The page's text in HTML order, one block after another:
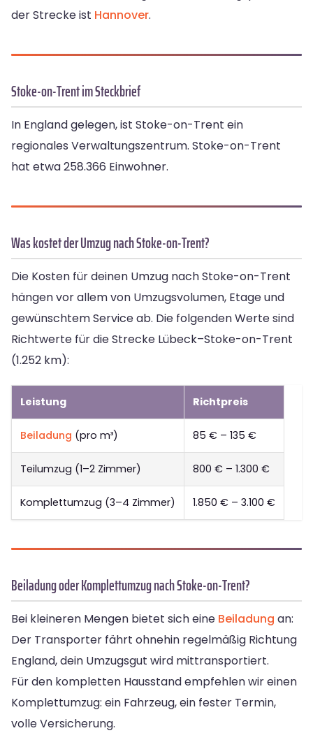
der Strecke ist Hannover.
Stoke-on-Trent im Steckbrief
In England gelegen, ist Stoke-on-Trent ein
regionales Verwaltungszentrum. Stoke-on-Trent
hat etwa 258.366 Einwohner.
Was kostet der Umzug nach Stoke-on-Trent?
Die Kosten für deinen Umzug nach Stoke-on-Trent
hängen vor allem von Umzugsvolumen, Etage und
gewünschtem Service ab. Die folgenden Werte sind
Richtwerte für die Strecke Lübeck–Stoke-on-Trent
(1.252 km):
Leistung Richtpreis
Beiladung (pro m³) 85 € – 135 €
Teilumzug (1–2 Zimmer) 800 € – 1.300 €
Komplettumzug (3–4 Zimmer) 1.850 € – 3.100 €
Beiladung oder Komplettumzug nach Stoke-on-Trent?
Bei kleineren Mengen bietet sich eine Beiladung an:
Der Transporter fährt ohnehin regelmäßig Richtung
England, dein Umzugsgut wird mittransportiert.
Für den kompletten Hausstand empfehlen wir einen
Komplettumzug: ein Fahrzeug, ein fester Termin,
volle Versicherung.